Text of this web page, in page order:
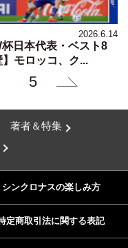
2026.6.14
杯日本代表・ベスト8
】モロッコ、ク...
5
著者＆特集
シンクロナスの楽しみ方
定商取引法に関する表記